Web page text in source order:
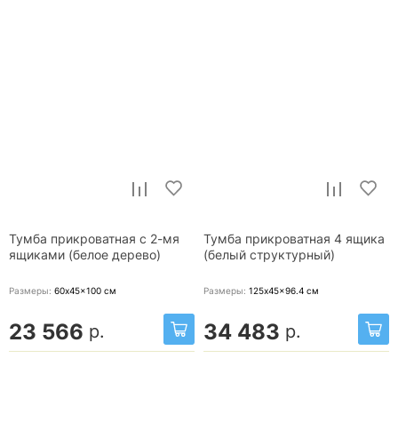
Тумба прикроватная с 2-мя
ящиками (белое дерево)
Размеры: 60x45x100 см
23 566 р.
Тумба прикроватная 4 ящика
(белый структурный)
Размеры: 125x45x96.4 см
34 483 р.